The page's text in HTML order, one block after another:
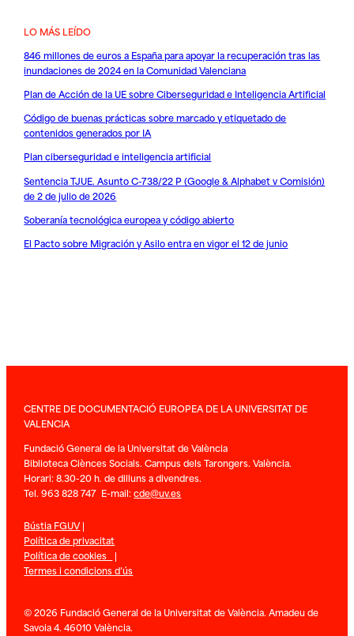
LO MÁS LEÍDO
846 millones de euros a España para apoyar la recuperación tras las
inundaciones de 2024 en la Comunidad Valenciana
Plan de Acción de la UE sobre Ciberseguridad e Inteligencia Artificial
Código de buenas prácticas sobre marcado y etiquetado de
contenidos generados por IA
Plan ciberseguridad e inteligencia artificial
Sentencia TJUE. Asunto C-738/22 P (Google & Alphabet v Comisión)
de 2 de julio de 2026
Soberanía tecnológica europea y código abierto
El Pacto sobre Migración y Asilo entra en vigor el 12 de junio
CENTRE DE DOCUMENTACIÓ EUROPEA DE LA UNIVERSITAT DE
VALENCIA
Fundació General de la Universitat de València
Biblioteca Ciènces Socials. Campus dels Tarongers. València.
Horari: 8.30-20 h. de dilluns a divendres.
Tel. 963 828 747 E-mail:cde@uv.es
Bústia FGUV|
Política de privacitat
Política de cookies |
Termes i condicions d’ús
© 2026 Fundació General de la Universitat de València. Amadeu de
Savoia 4. 46010 València.